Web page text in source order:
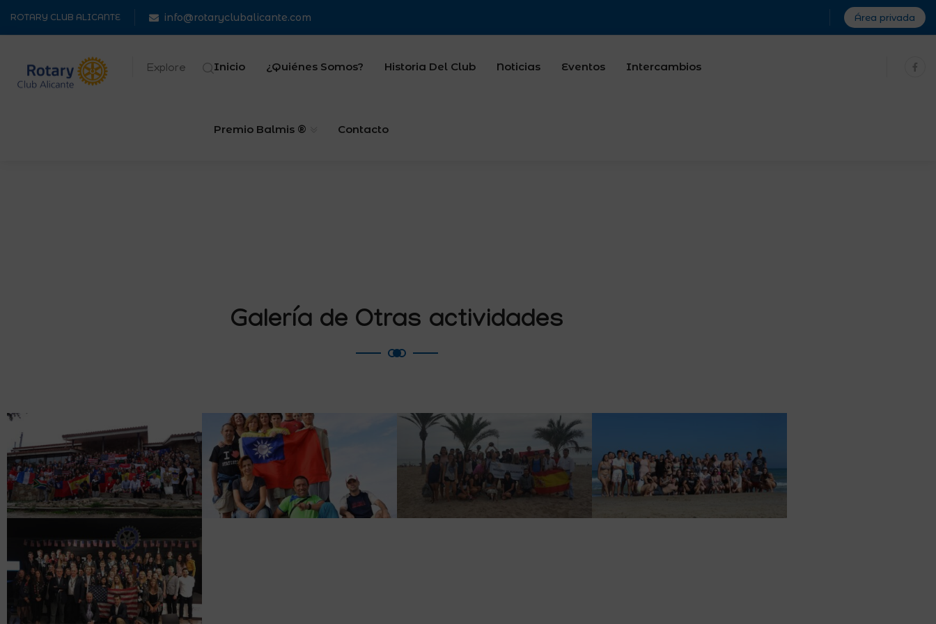
ROTARY CLUB ALICANTE info@rotaryclubalicante.com Área privada
Explore Inicio ¿Quiénes Somos? Historia Del Club Noticias Eventos Intercambios
Premio Balmis ® Contacto
Galería de Otras actividades